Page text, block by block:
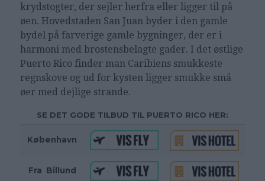
krydstogter, der sejler herfra eller ligger til på
øen. Hovedstaden San Juan byder i den gamle
bydel på farverige gamle bygninger, der er i
harmoni med brostensbelagte gader. I det østlige
Puerto Rico finder man Caribiens smukkeste
regnskove og ud for kysten ligger smukke små
øer med dejlige strande.
SE DET GODE TILBUD TIL PUERTO RICO HER:
København
Fra Billund